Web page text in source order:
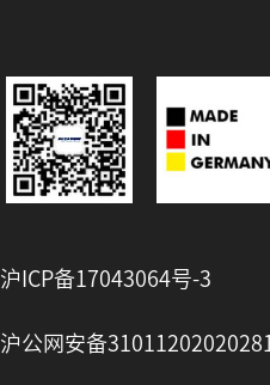
沪ICP备17043064号-3
沪公网安备31011202020281